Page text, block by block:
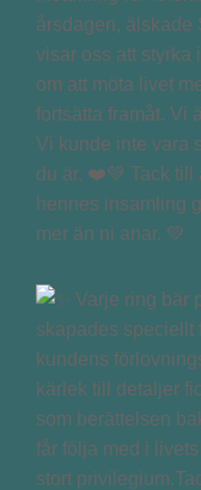
årsdagen, älskade
visar oss att styrka
om att möta livet
fortsätta framåt. Vi
Vi kunde inte vara
du är. ❤️💚 Tack till
hennes insamling
mer än ni anar. 💚